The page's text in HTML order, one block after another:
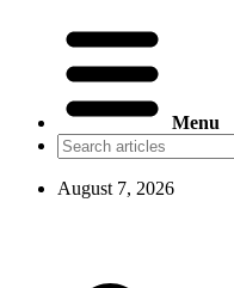
Menu
August 7, 2026